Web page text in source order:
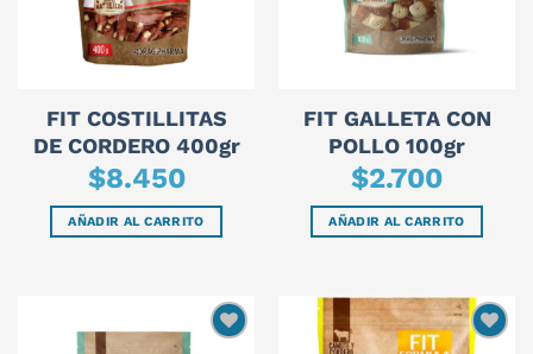
FIT COSTILLITAS
DE CORDERO 400gr
$8.450
AÑADIR AL CARRITO
FIT GALLETA CON
POLLO 100gr
$2.700
AÑADIR AL CARRITO